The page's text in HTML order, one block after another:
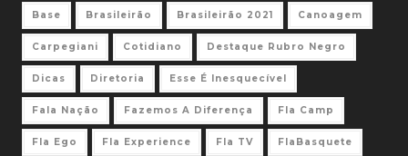
Base Brasileirão Brasileirão 2021 Canoagem
Carpegiani Cotidiano Destaque Rubro Negro
Dicas Diretoria Esse É Inesquecível
Fala Nação Fazemos A Diferença Fla Camp
Fla Ego Fla Experience Fla TV FlaBasquete